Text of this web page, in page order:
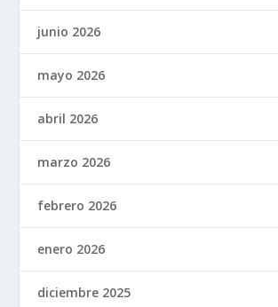
junio 2026
mayo 2026
abril 2026
marzo 2026
febrero 2026
enero 2026
diciembre 2025